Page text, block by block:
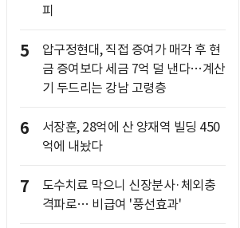
피
5
압구정현대, 직접 증여가 매각 후 현
금 증여보다 세금 7억 덜 낸다…계산
기 두드리는 강남 고령층
6
서장훈, 28억에 산 양재역 빌딩 450
억에 내놨다
7
도수치료 막으니 신장분사·체외충
격파로… 비급여 '풍선효과'